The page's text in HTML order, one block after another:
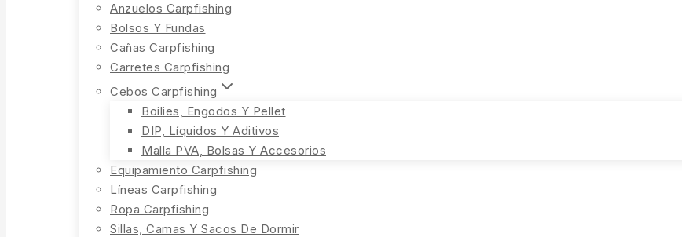
Anzuelos Carpfishing
Bolsos Y Fundas
Cañas Carpfishing
Carretes Carpfishing
Cebos Carpfishing
Boilies, Engodos Y Pellet
DIP, Líquidos Y Aditivos
Malla PVA, Bolsas Y Accesorios
Equipamiento Carpfishing
Líneas Carpfishing
Ropa Carpfishing
Sillas, Camas Y Sacos De Dormir